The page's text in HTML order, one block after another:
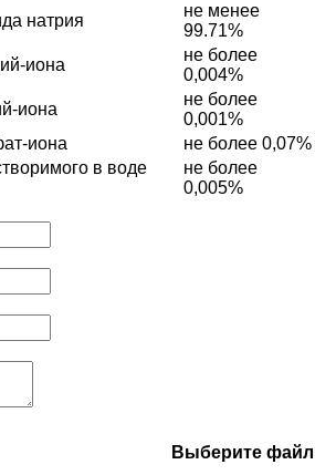
натрия
не менее
99.71%
иона
не более
0,004%
иона
не более
0,001%
иона
не более 0,07%
в воде
не более
0,005%
Выберите файл